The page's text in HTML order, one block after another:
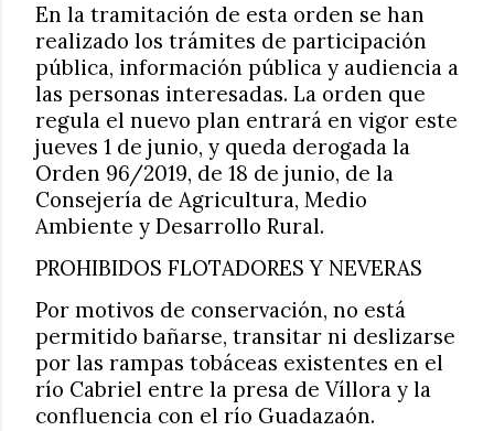
En la tramitación de esta orden se han
realizado los trámites de participación
pública, información pública y audiencia a
las personas interesadas. La orden que
regula el nuevo plan entrará en vigor este
jueves 1 de junio, y queda derogada la
Orden 96/2019, de 18 de junio, de la
Consejería de Agricultura, Medio
Ambiente y Desarrollo Rural.
PROHIBIDOS FLOTADORES Y NEVERAS
Por motivos de conservación, no está
permitido bañarse, transitar ni deslizarse
por las rampas tobáceas existentes en el
río Cabriel entre la presa de Víllora y la
confluencia con el río Guadazaón.